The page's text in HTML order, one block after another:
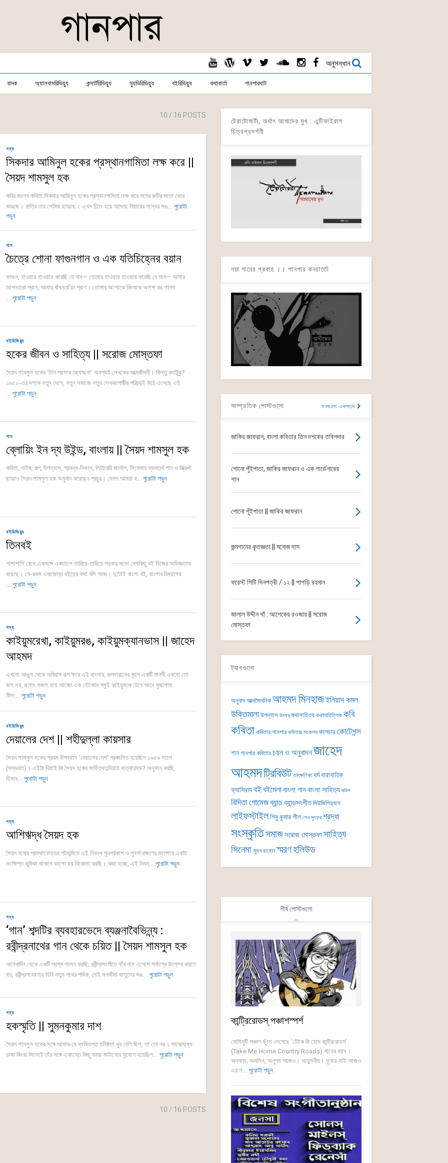
অনুসন্ধান
বাদক অ্যালবামরিভিয়্যু কন্সার্টরিভিয়্যু ম্যুভিরিভিয়্যু বইরিভিয়্যু কথাবার্তা গানপারঘাট
10 / 16 POSTS
গদ্য
সিকদার আমিনুল হকের প্রস্থানগামিতা লক্ষ করে ||
সৈয়দ শামসুল হক
কবির জন্যে কবিতা সিকদার আমিনুল হকের প্রস্থানগামিতা লক্ষ করে গমের রুটির মতো ভোর
ভাঙছে। রাত্রি তার শেমিজ ছাড়ছে। এখন ঢিলে হয়ে আসছে বিয়ারের গন্ধের সঙ... পুরোটা
পড়ুন
গান
চৈত্রে শোনা ফাগুনগান ও এক যতিচিহ্নের বয়ান
ফাগুন, হাওয়ায় হাওয়ায় করেছি যে দান— তোমার হাওয়ায় হাওয়ায় করেছি যে দান— আমার
আপনহারা প্রাণ, আমার বাঁধনছেঁড়া প্রাণ। তোমার অশোকে কিংশুকে অলক্ষ রঙ লাগল
... পুরোটা পড়ুন
বইরিভিয়্যু
হকের জীবন ও সাহিত্য || সরোজ মোস্তফা
সৈয়দ শামসুল হকের ‘তিন পয়সার জ্যোছনা’ অবশ্যই লেখকের আত্মজীবনী। কিন্তু কতটুকু?
১৯৫০-এর দশকে নতুন দেশে, নতুন সমাজে নতুন লেখকগোষ্ঠীর পরিচয়ই উঠে এসেছে এই
... পুরোটা পড়ুন
গান
ব্লোয়িং ইন দ্য উইন্ড, বাংলায় || সৈয়দ শামসুল হক
কবিতা, নাটক, গল্প, উপন্যাস, প্রবন্ধ-নিবন্ধ, লিটারেরি জার্নাল, সিনেমায় ব্যবহার্য গান ও স্ক্রিপ্ট
ছাড়াও সৈয়দ শামসুল হক অনুবাদ করেছেন প্রচুর। যেমন আমরা ব... পুরোটা পড়ুন
বইরিভিয়্যু
তিনবই
পাশাপাশি রেখে একসঙ্গে একতালে তারিয়ে-তারিয়ে পড়বার মতো বেশকিছু বই নিজের অভিজ্ঞতায়
রয়েছে। সে-রকম একজোড়া বইয়ের কথা বলি আজ। দুটোই বাংলা বই, বাংলার বিষয়াশয়
... পুরোটা পড়ুন
গদ্য
কাইয়ুমরেখা, কাইয়ুমরঙ, কাইয়ুমক্যানভাস || জাহেদ
আহমদ
এখনো আঙুল থেকে অবিরাম রূপ ক্ষরে এই বাংলার, রূপনারানের কূলে একটি মানবী এখনো তো
জল সয়, ছলাৎ সজল হয়ে আজো এক নৌকোর গলুই কাইয়ুমকে টেনে আনে কুয়াশায়
নীলা... পুরোটা পড়ুন
বইরিভিয়্যু
দেয়ালের দেশ || শহীদুল্লা কায়সার
সৈয়দ শামসুল হকের প্রথম উপন্যাস ‘দেয়ালের দেশ’ প্রকাশিত হয়েছিল ১৯৫৬ সালে
(সম্ভবত)। এইটা দিয়াই কি সৈয়দ হকের সাহিত্যদুনিয়ায় যাত্রারম্ভ? অনুমান করছি,
হিসাব... পুরোটা পড়ুন
গদ্য
আশিঋদ্ধ সৈয়দ হক
সৈয়দ হকের প্রস্থানোত্তর পটভূমিতে এই নিবন্ধ পুনর্প্রকাশ ও পুনর্সংরক্ষণের ব্যাপারে একটা
সংক্ষিপ্ত ভূমিকা থাকলে ভালো হয় বিবেচনা করছি। কথা হচ্ছে, এই নিবন্... পুরোটা পড়ুন
গদ্য
‘গান’ শব্দটির ব্যবহারভেদে ব্যঞ্জনাবৈভিন্ন্য :
রবীন্দ্রনাথের গান থেকে চয়িত || সৈয়দ শামসুল হক
অনেকদিন থেকে একটি স্বপ্ন লালন করছি; রবীন্দ্রসংগীতে যাঁর নাম এদেশে সর্বাগ্রে উল্লেখ করতে
হয়, রবীন্দ্রগবেষণায় যিনি নতুন পথের পথিক, সেই সনজীদা খাতুনের সঙ... পুরোটা পড়ুন
গদ্য
হকস্মৃতি || সুমনকুমার দাশ
সৈয়দ শামসুল হকের সঙ্গে আমার-যে ব্যক্তিগত ঘনিষ্ঠতা খুব বেশি ছিল, তা তো নয়। মাঝেমধ্যে
ঢাকা কিংবা সিলেটে তাঁর সঙ্গে একান্তে কিছু সময় কাটানোর সুযোগ হয়েছিল... পুরোটা পড়ুন
10 / 16 POSTS
টেরাটোমার্টা, অর্থাৎ আমাদের মুখ : এন্টিভাইরাল
চিত্রপ্রদর্শনী
নয়া গানের প্রবাহ ।। গানপার কনচার্তো
সাম্প্রতিক পোস্টগুলো সবগুলো একসাথে
জাকির জাফরান, বাংলা কবিতার তিন দশকের তবিলদার
শোনো পুঁইপাতা, জাকির জাফরান ও এক গার্ডেনারের
গান
শোনো পুঁইপাতা || জাকির জাফরান
জন্মগানের কৃতজ্ঞতা || মনোজ দাস
ফরেস্ট সিটি দিনপত্রী / ১২ || পাপড়ি রহমান
জালাল উদ্দীন খাঁ : আশেকের রওজায় || সরোজ
মোস্তফা
ট্যাগগুলো
অনুবাদ আত্মজৈবনিক আহমদ মিনহাজইলিয়াস কমল
উক্তিমালা উপন্যাস উৎসব কথাসাহিত্য কথাসাহিত্যিক কবি
কবিতা কবিতার গানপার কবিতার সংকলন কালচারকোটেশন্স
গান গানপার কবিতার চয়ন ও অনুবাদনজাহেদ
আহমদট্রিবিউট তাৎক্ষণিকা ধর্ম ধারাবাহিক
ফ্যাসিবাদবইবইমেলাবাংলা গানবাংলা সাহিত্য বাউল
বিদিতা গোমেজব্যান্ডব্যান্ডসংগীত মিউজিশিয়্যান
লাইফস্টাইলশিবু কুমার শীল শেখ লুৎফর শ্রদ্ধা
সংস্কৃতিসমাজসরোজ মোস্তফাসাহিত্য
সিনেমা সুমন রহমান স্মরণহলিউড
শীর্ষ পোস্টগুলো
কান্ট্রিরোডস্ পঞ্চাশস্পর্শ
মোটামুটি পঞ্চাশ ছুঁতে লেগেছে ‘টেইক মি হোম কান্ট্রিরোডস্’
(Take Me Home Country Roads) গানের বয়স।
অনবদ্য, অমলিন, অনুপম আজও। অতুলনীয়। ফুরায় নাই আজও
এর ল... পুরোটা পড়ুন